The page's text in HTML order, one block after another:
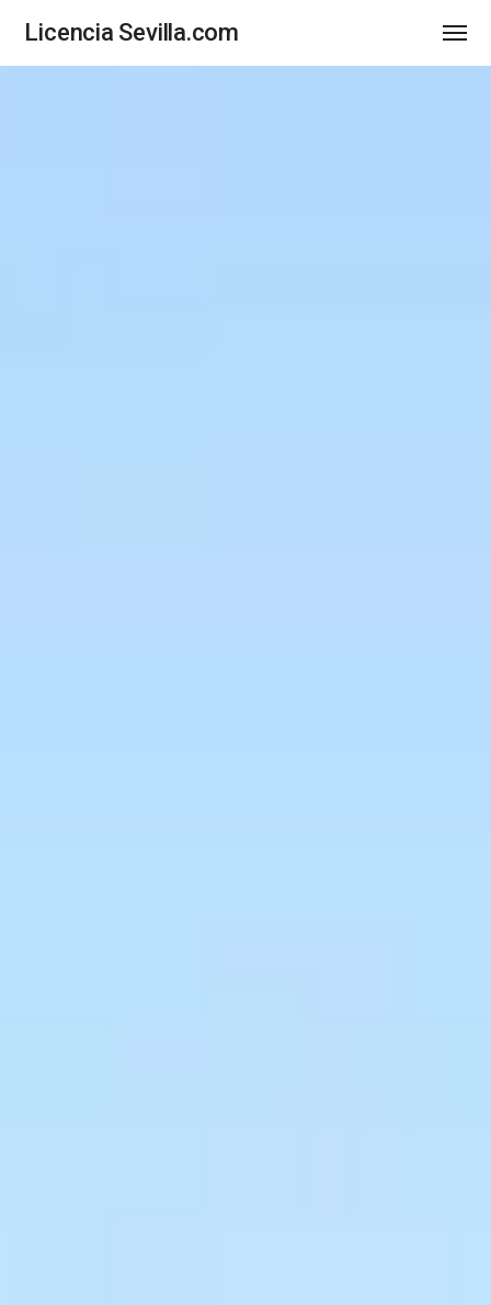
Licencia Sevilla.com